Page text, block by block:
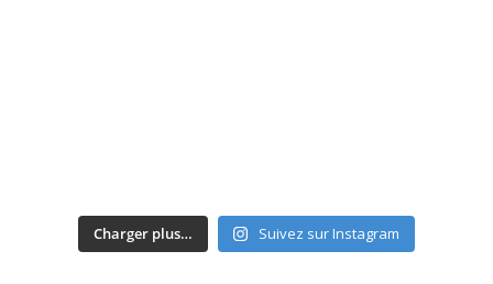
Charger plus… Suivez sur Instagram